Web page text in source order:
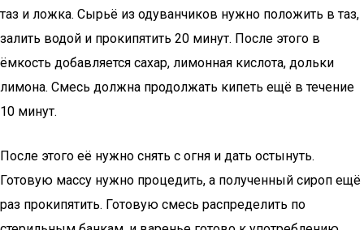
таз и ложка. Сырьё из одуванчиков нужно положить в таз,
залить водой и прокипятить 20 минут. После этого в
ёмкость добавляется сахар, лимонная кислота, дольки
лимона. Смесь должна продолжать кипеть ещё в течение
10 минут.
После этого её нужно снять с огня и дать остынуть.
Готовую массу нужно процедить, а полученный сироп ещё
раз прокипятить. Готовую смесь распределить по